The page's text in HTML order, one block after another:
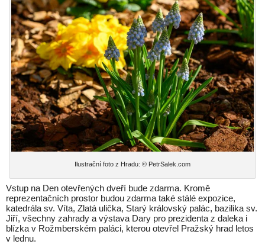
Ilustrační foto z Hradu: © PetrSalek.com
Vstup na Den otevřených dveří bude zdarma. Kromě
reprezentačních prostor budou zdarma také stálé expozice,
katedrála sv. Víta, Zlatá ulička, Starý královský palác, bazilika sv.
Jiří, všechny zahrady a výstava Dary pro prezidenta z daleka i
blízka v Rožmberském paláci, kterou otevřel Pražský hrad letos
v lednu.